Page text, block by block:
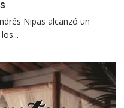
Nipas alcanzó un